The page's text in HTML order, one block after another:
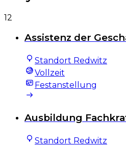
12
Assistenz der
Standort Redwitz
Vollzeit
Festanstellung
Ausbildung
Standort Redwitz